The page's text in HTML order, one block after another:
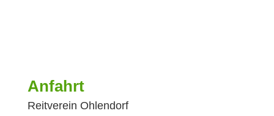
Anfahrt
Reitverein Ohlendorf